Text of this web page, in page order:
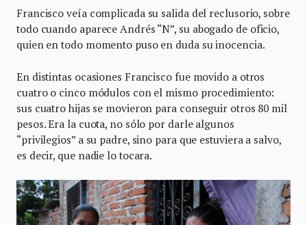
Francisco veía complicada su salida del reclusorio, sobre
todo cuando aparece Andrés “N”, su abogado de oficio,
quien en todo momento puso en duda su inocencia.
En distintas ocasiones Francisco fue movido a otros
cuatro o cinco módulos con el mismo procedimiento:
sus cuatro hijas se movieron para conseguir otros 80 mil
pesos. Era la cuota, no sólo por darle algunos
“privilegios” a su padre, sino para que estuviera a salvo,
es decir, que nadie lo tocara.